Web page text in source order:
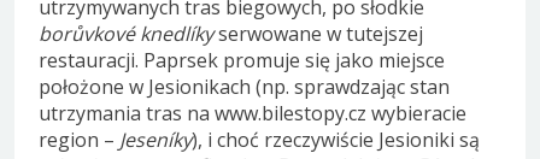
utrzymywanych tras biegowych, po słodkie
borůvkové knedlíkyserwowane w tutejszej
restauracji. Paprsek promuje się jako miejsce
położone w Jesionikach (np. sprawdzając stan
utrzymania tras na www.bilestopy.cz wybieracie
region – Jeseníky), i choć rzeczywiście Jesioniki są